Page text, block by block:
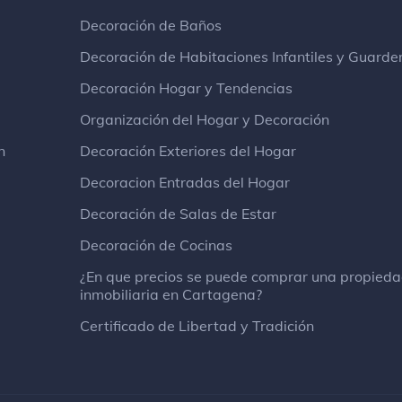
Decoración de Baños
Decoración de Habitaciones Infantiles y
Decoración Hogar y Tendencias
Organización del Hogar y Decoración
Decoración Exteriores del Hogar
Decoracion Entradas del Hogar
Decoración de Salas de Estar
Decoración de Cocinas
¿En que precios se puede comprar una
inmobiliaria en Cartagena?
Certificado de Libertad y Tradición